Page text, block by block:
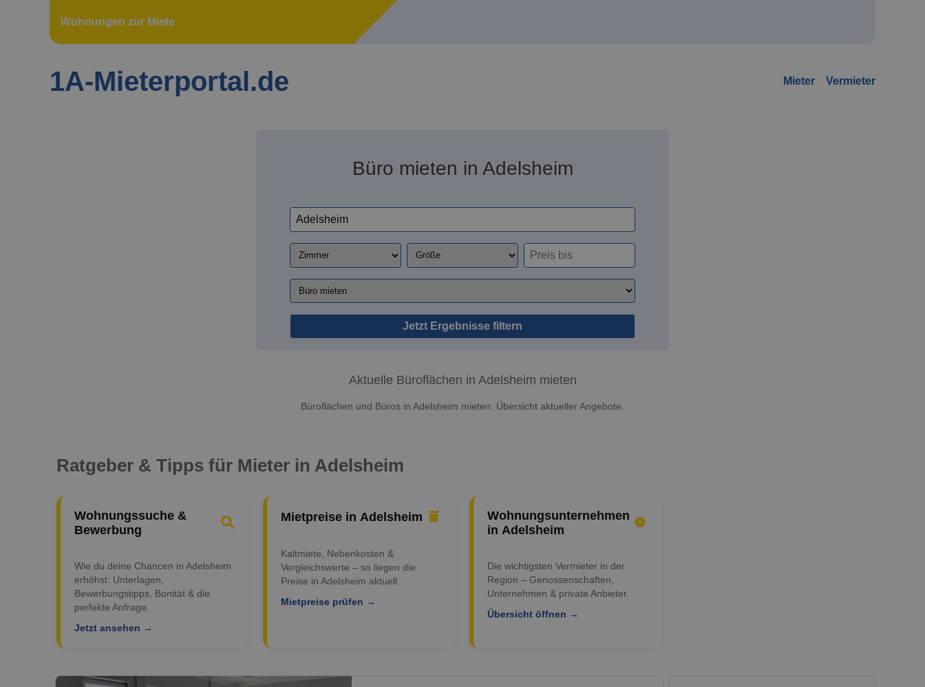
Wohnungen zur Miete
1A-Mieterportal.de Mieter Vermieter
Büro mieten in Adelsheim
Jetzt Ergebnisse filtern
Aktuelle Büroflächen in Adelsheim mieten
Büroflächen und Büros in Adelsheim mieten. Übersicht aktueller Angebote.
Ratgeber & Tipps für Mieter in Adelsheim
Wohnungssuche &
Bewerbung
Wie du deine Chancen in Adelsheim
erhöhst: Unterlagen,
Bewerbungstipps, Bonität & die
perfekte Anfrage.
Jetzt ansehen →
Mietpreise in Adelsheim
Kaltmiete, Nebenkosten &
Vergleichswerte – so liegen die
Preise in Adelsheim aktuell.
Mietpreise prüfen →
Wohnungsunternehmen
in Adelsheim
Die wichtigsten Vermieter in der
Region – Genossenschaften,
Unternehmen & private Anbieter.
Übersicht öffnen →